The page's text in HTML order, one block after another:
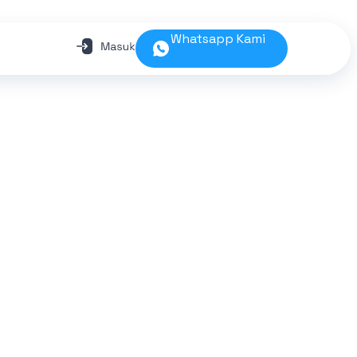
Whatsapp Kami